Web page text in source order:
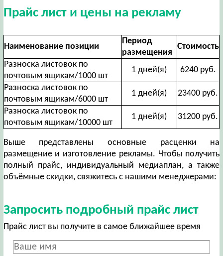
Прайс лист и цены на рекламу
Наименование позиции
Период
размещения
Стоимость
Разноска листовок по
почтовым ящикам/1000 шт
1 дней(я)
6240 руб.
Разноска листовок по
почтовым ящикам/6000 шт
1 дней(я)
23400 руб.
Разноска листовок по
почтовым ящикам/10000 шт
1 дней(я) 31200 руб.
Выше представлены основные расценки на
размещение и изготовление рекламы. Чтобы получить
полный прайс, индивидуальный медиаплан, а также
объёмные скидки, свяжитесь с нашими менеджерами:
Запросить подробный прайс лист
Прайс лист вы получите в самое ближайшее время